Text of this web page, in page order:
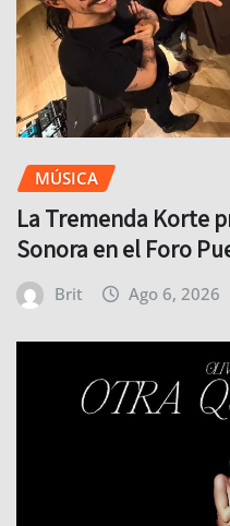
MÚSICA
La Tremenda Korte
Sonora en el Foro
Brit Ago 6, 2026